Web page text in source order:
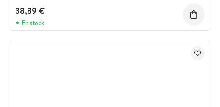
38,89 €
En stock